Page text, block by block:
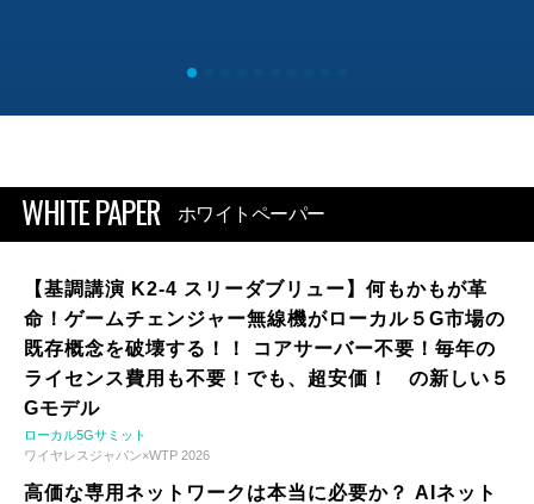
WHITE PAPER ホワイトペーパー
【基調講演 K2-4 スリーダブリュー】何もかもが革
命！ゲームチェンジャー無線機がローカル５G市場の
既存概念を破壊する！！ コアサーバー不要！毎年の
ライセンス費用も不要！でも、超安価！ の新しい５
Gモデル
ローカル5Gサミット
ワイヤレスジャパン×WTP 2026
高価な専用ネットワークは本当に必要か？ AIネット